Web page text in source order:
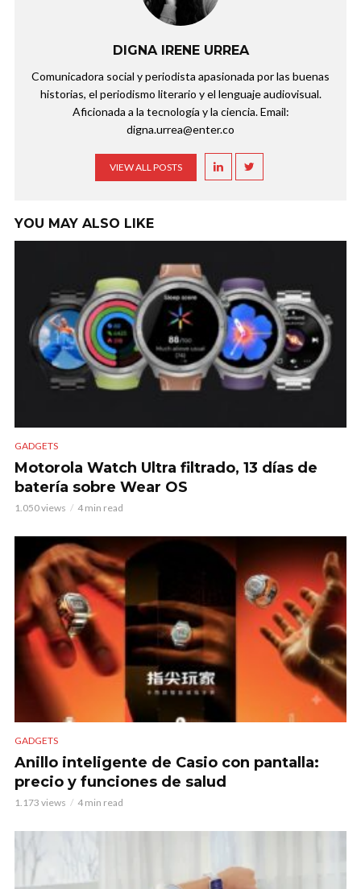
DIGNA IRENE URREA
Comunicadora social y periodista apasionada por las buenas
historias, el periodismo literario y el lenguaje audiovisual.
Aficionada a la tecnología y la ciencia. Email:
digna.urrea@enter.co
VIEW ALL POSTS
YOU MAY ALSO LIKE
GADGETS
Motorola Watch Ultra filtrado, 13 días de
batería sobre Wear OS
1.050 views 4 min read
GADGETS
Anillo inteligente de Casio con pantalla:
precio y funciones de salud
1.173 views 4 min read